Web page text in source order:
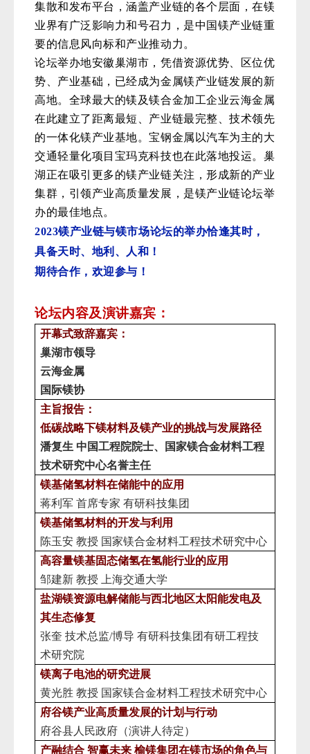
集散和发布平台，涵盖产业链的各个层面，在镁
业界有广泛影响力和号召力，是中国镁产业链重
要的信息风向标和产业推动力。
论坛举办地安徽巢湖市，凭借资源优势、区位优
势、产业基础，已经成为金属镁产业链发展的新
高地。全球最大的镁及镁合金加工企业云海金属
在此建立了距离最短、产业链最完整、技术领先
的一体化镁产业基地。宝钢金属以汽车为主的大
交通轻量化项目宝玛克科技也在此落地投运。巢
湖正在吸引更多的镁产业链关注，形成新的产业
集群，引领产业高质量发展，是镁产业链论坛举
办的最佳地点。
2023镁产业链与镁市场论坛的举办恰逢其时，
具备天时、地利、人和！
期待合作，欢迎参与！
论坛内容及演讲嘉宾：
开幕式致辞嘉宾：
巢湖市领导
云海金属
国际镁协
主旨报告：
低碳战略下镁材料及镁产业的挑战与发展路径
潘复生 中国工程院院士、国家镁合金材料工程
技术研究中心名誉主任
镁基储氢材料在储能中的应用
蒋利军 首席专家 有研科技集团
镁基储氢材料的开发与利用
陈玉安 教授 国家镁合金材料工程技术研究中心
高容量镁基固态储氢在氢能行业的应用
邹建新 教授 上海交通大学
盐湖镁资源电解储能与西北地区太阳能发电及
其生态修复
张奎 技术总监/博导 有研科技集团有研工程技
术研究院
镁离子电池的研究进展
黄光胜 教授 国家镁合金材料工程技术研究中心
府谷镁产业高质量发展的计划与行动
府谷县人民政府（演讲人待定）
产融结合 智赢未来 榆镁集团在镁市场的角色与